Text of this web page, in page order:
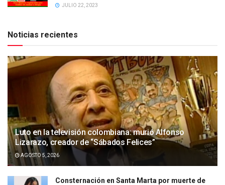
JULIO 22, 2023
Noticias recientes
Luto en la televisión colombiana: murió Alfonso
Lizarazo, creador de “Sábados Felices”
AGOSTO 5, 2026
Consternación en Santa Marta por muerte de